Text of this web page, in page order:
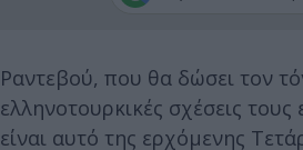
Ραντεβού, που θα δώσει τον
ελληνοτουρκικές σχέσεις
είναι αυτό της ερχόμενης